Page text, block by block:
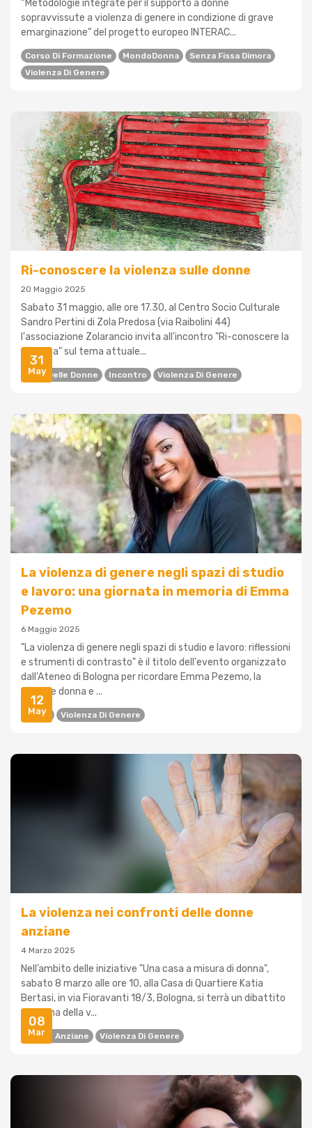
“Metodologie integrate per il supporto a donne
sopravvissute a violenza di genere in condizione di grave
emarginazione” del progetto europeo INTERAC...
Corso Di Formazione MondoDonna
Senza Fissa Dimora
Violenza Di Genere
31
May
Ri-conoscere la violenza sulle donne
20 Maggio 2025
Sabato 31 maggio, alle ore 17.30, al Centro Socio Culturale
Sandro Pertini di Zola Predosa (via Raibolini 44)
l'associazione Zolarancio invita all'incontro "Ri-conoscere la
violenza" sul tema attuale...
Casa Delle Donne Incontro Violenza Di Genere
12
May
La violenza di genere negli spazi di studio
e lavoro: una giornata in memoria di Emma
Pezemo
6 Maggio 2025
"La violenza di genere negli spazi di studio e lavoro: riflessioni
e strumenti di contrasto" è il titolo dell'evento organizzato
dall'Ateneo di Bologna per ricordare Emma Pezemo, la
giovane donna e ...
Unibo Violenza Di Genere
08
Mar
La violenza nei confronti delle donne
anziane
4 Marzo 2025
Nell’ambito delle iniziative "Una casa a misura di donna",
sabato 8 marzo alle ore 10, alla Casa di Quartiere Katia
Bertasi, in via Fioravanti 18/3, Bologna, si terrà un dibattito
sul tema della v...
Donne Anziane Violenza Di Genere